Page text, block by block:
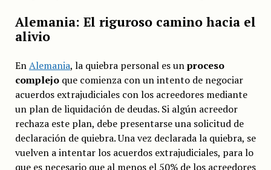
Alemania: El riguroso camino hacia el
alivio
EnAlemania, la quiebra personal es unproceso
complejoque comienza con un intento de negociar
acuerdos extrajudiciales con los acreedores mediante
un plan de liquidación de deudas. Si algún acreedor
rechaza este plan, debe presentarse una solicitud de
declaración de quiebra. Una vez declarada la quiebra, se
vuelven a intentar los acuerdos extrajudiciales, para lo
que es necesario que al menos el 50% de los acreedores